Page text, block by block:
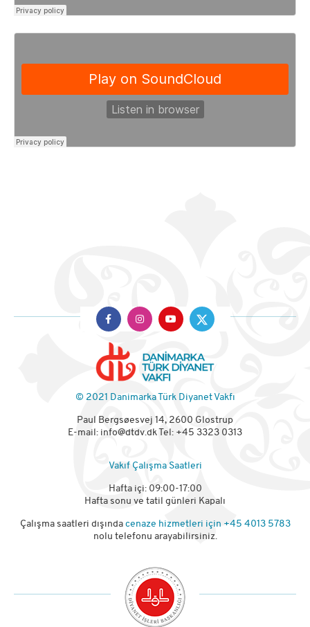
© 2021 Danimarka Türk Diyanet Vakfı
Paul Bergsøesvej 14, 2600 Glostrup
E-mail: info@dtdv.dk Tel: +45 3323 0313
Vakıf Çalışma Saatleri
Hafta içi: 09:00-17:00
Hafta sonu ve tatil günleri Kapalı
Çalışma saatleri dışında cenaze hizmetleri için +45 4013 5783
nolu telefonu arayabilirsiniz.